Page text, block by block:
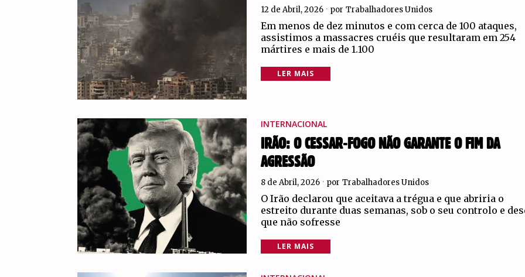
12 de Abril, 2026 por Trabalhadores Unidos
Em menos de dez minutos e com cerca de 100 ataques,
assistimos a massacres cruéis que resultaram em 254
mártires e mais de 1.100
LER MAIS
INTERNACIONAL
IRÃO: O CESSAR-FOGO NÃO GARANTE O FIM DA
AGRESSÃO
8 de Abril, 2026 por Trabalhadores Unidos
O Irão declarou que aceitava a trégua e que abriria o
estreito durante duas semanas, sob o seu controlo e
que não sofresse
LER MAIS